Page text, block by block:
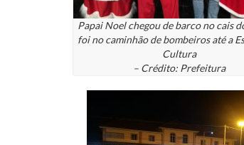
Papai Noel chegou de barco no cais
foi no caminhão de bombeiros até a
Cultura
– Crédito: Prefeitura